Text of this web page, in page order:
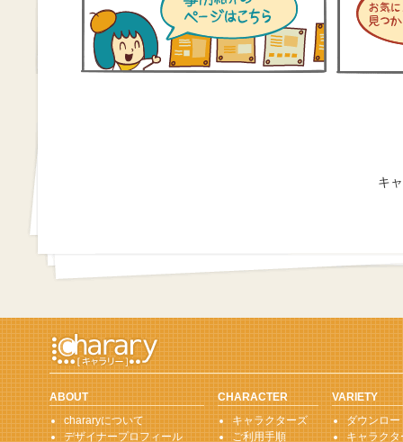
キ
ABOUT
chararyについて
デザイナープロフィール
CHARACTER
キャラクターズ
ご利用手順
VARIETY
ダウンロ
キャラク